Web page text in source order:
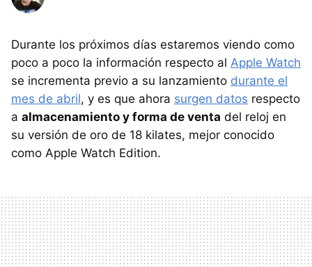
Durante los próximos días estaremos viendo como
poco a poco la información respecto al Apple Watch
se incrementa previo a su lanzamiento durante el
mes de abril, y es que ahora surgen datos respecto
a almacenamiento y forma de venta del reloj en
su versión de oro de 18 kilates, mejor conocido
como Apple Watch Edition.